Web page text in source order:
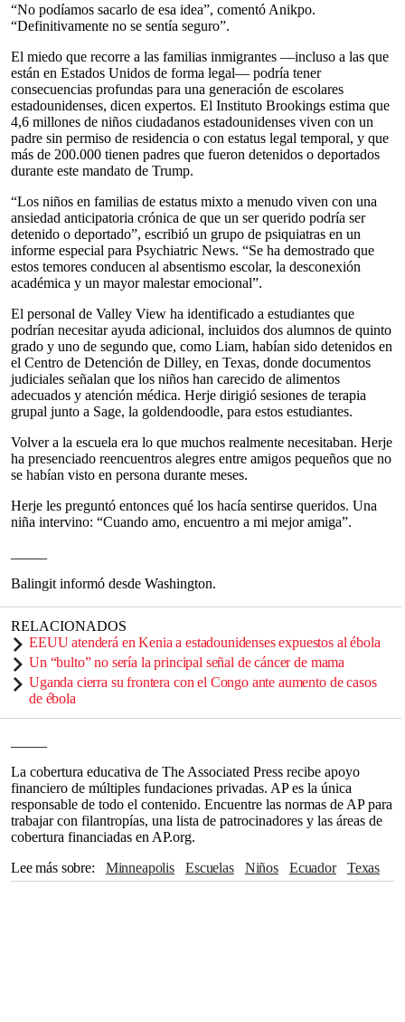
“No podíamos sacarlo de esa idea”, comentó Anikpo.
“Definitivamente no se sentía seguro”.
El miedo que recorre a las familias inmigrantes —incluso a las que
están en Estados Unidos de forma legal— podría tener
consecuencias profundas para una generación de escolares
estadounidenses, dicen expertos. El Instituto Brookings estima que
4,6 millones de niños ciudadanos estadounidenses viven con un
padre sin permiso de residencia o con estatus legal temporal, y que
más de 200.000 tienen padres que fueron detenidos o deportados
durante este mandato de Trump.
“Los niños en familias de estatus mixto a menudo viven con una
ansiedad anticipatoria crónica de que un ser querido podría ser
detenido o deportado”, escribió un grupo de psiquiatras en un
informe especial para Psychiatric News. “Se ha demostrado que
estos temores conducen al absentismo escolar, la desconexión
académica y un mayor malestar emocional”.
El personal de Valley View ha identificado a estudiantes que
podrían necesitar ayuda adicional, incluidos dos alumnos de quinto
grado y uno de segundo que, como Liam, habían sido detenidos en
el Centro de Detención de Dilley, en Texas, donde documentos
judiciales señalan que los niños han carecido de alimentos
adecuados y atención médica. Herje dirigió sesiones de terapia
grupal junto a Sage, la goldendoodle, para estos estudiantes.
Volver a la escuela era lo que muchos realmente necesitaban. Herje
ha presenciado reencuentros alegres entre amigos pequeños que no
se habían visto en persona durante meses.
Herje les preguntó entonces qué los hacía sentirse queridos. Una
niña intervino: “Cuando amo, encuentro a mi mejor amiga”.
Balingit informó desde Washington.
RELACIONADOS
EEUU atenderá en Kenia a estadounidenses expuestos al ébola
Un “bulto” no sería la principal señal de cáncer de mama
Uganda cierra su frontera con el Congo ante aumento de casos
de ébola
La cobertura educativa de The Associated Press recibe apoyo
financiero de múltiples fundaciones privadas. AP es la única
responsable de todo el contenido. Encuentre las normas de AP para
trabajar con filantropías, una lista de patrocinadores y las áreas de
cobertura financiadas en AP.org.
Lee más sobre
Minneapolis Escuelas Niños Ecuador
Texas